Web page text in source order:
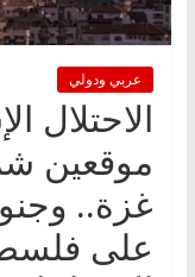
عربي ودولي
الاحتلال
موقعين
غزة..
على